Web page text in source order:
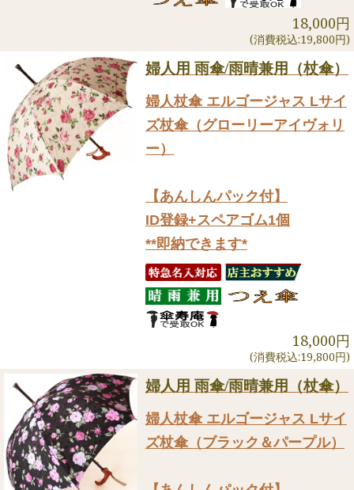
18,000円
(消費税込:19,800円)
婦人用 雨傘/雨晴兼用（杖傘）
婦人杖傘 エルゴージャス Lサイ
ズ杖傘（グローリーアイヴォリ
ー）
【あんしんパック付】
ID登録+スペアゴム1個
**即納できます*
18,000円
(消費税込:19,800円)
婦人用 雨傘/雨晴兼用（杖傘）
婦人杖傘 エルゴージャス Lサイ
ズ杖傘（ブラック＆パープル）